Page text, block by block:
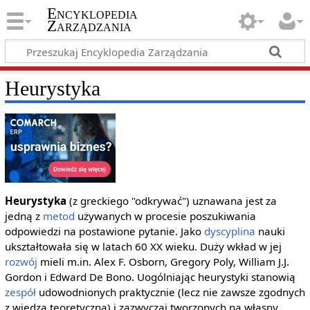
Encyklopedia
Zarządzania
Heurystyka
Heurystyka (z greckiego "odkrywać") uznawana jest za
jedną z metod używanych w procesie poszukiwania
odpowiedzi na postawione pytanie. Jako dyscyplina nauki
ukształtowała się w latach 60 XX wieku. Duży wkład w jej
rozwój mieli m.in. Alex F. Osborn, Gregory Poly, William J.J.
Gordon i Edward De Bono. Uogólniając heurystyki stanowią
zespółudowodnionych praktycznie (lecz nie zawsze zgodnych